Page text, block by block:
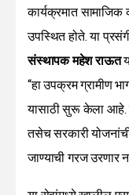
कार्यक्रमात सामाजिक
उपस्थित होते. या
संस्थापक महेश राऊत
“हा उपक्रम ग्रामीण
यासाठी सुरू केला आहे.
तसेच सरकारी
जाण्याची गरज उरणार